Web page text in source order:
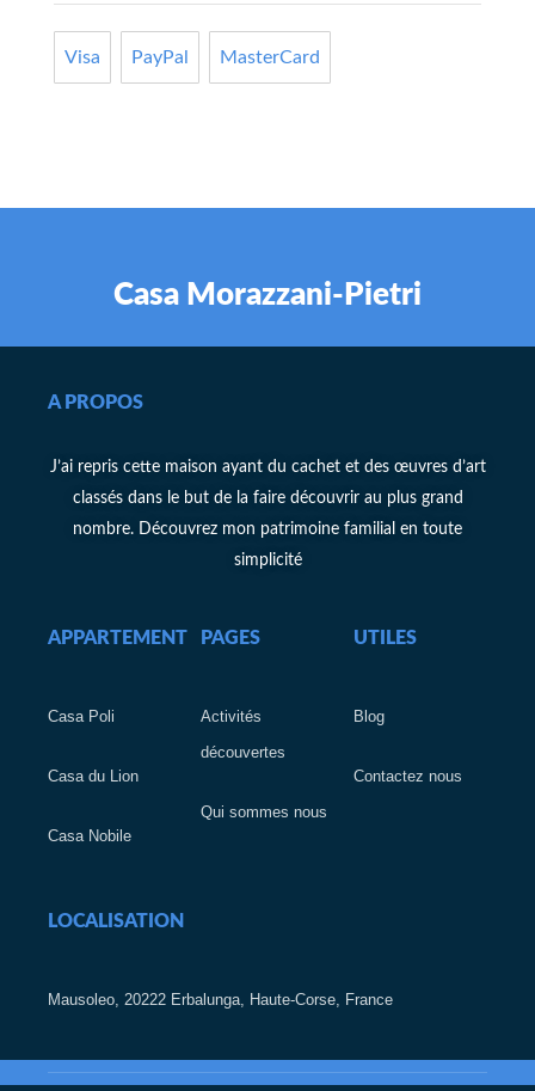
Visa PayPal MasterCard
Casa Morazzani-Pietri
A PROPOS
J’ai repris cette maison ayant du cachet et des œuvres d’art
classés dans le but de la faire découvrir au plus grand
nombre. Découvrez mon patrimoine familial en toute
simplicité
APPARTEMENT
Casa Poli
Casa du Lion
Casa Nobile
PAGES
Activités
découvertes
Qui sommes nous
UTILES
Blog
Contactez nous
LOCALISATION
Mausoleo, 20222 Erbalunga, Haute-Corse, France